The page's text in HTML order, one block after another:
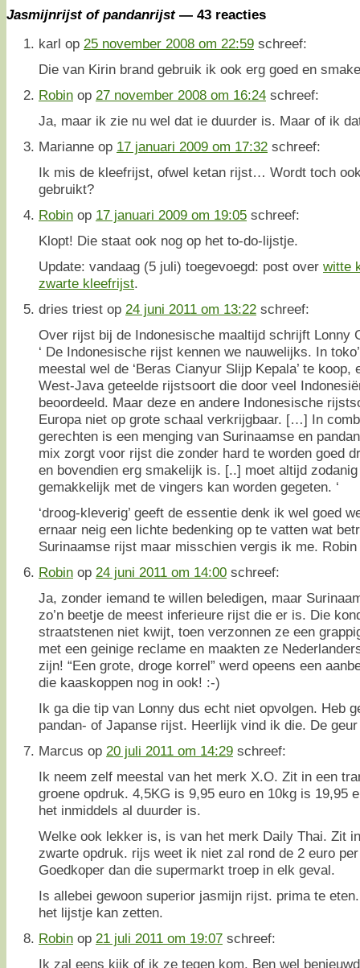
Jasmijnrijst of pandanrijst— 43 reacties
karl op 25 november 2008 om 22:59 schreef:
Die van Kirin brand gebruik ik ook erg goed en
Robin op 27 november 2008 om 16:24 schreef:
Ja, maar ik zie nu wel dat ie duurder is. Maar of ik
Marianne op 17 januari 2009 om 17:32 schreef:
Ik mis de kleefrijst, ofwel ketan rijst… Wordt toch
gebruikt?
Robin op 17 januari 2009 om 19:05 schreef:
Klopt! Die staat ook nog op het to-do-lijstje.
Update: vandaag (5 juli) toegevoegd: post over witte
zwarte kleefrijst.
dries triest op 24 juni 2011 om 13:22 schreef:
Over rijst bij de Indonesische maaltijd schrijft Lonny
‘ De Indonesische rijst kennen we nauwelijks. In
meestal wel de ‘Beras Cianyur Slijp Kepala’ te
West-Java geteelde rijstsoort die door veel
beoordeeld. Maar deze en andere Indonesische
Europa niet op grote schaal verkrijgbaar. […] In
gerechten is een menging van Surinaamse en
mix zorgt voor rijst die zonder hard te worden goed
en bovendien erg smakelijk is. [..] moet altijd
gemakkelijk met de vingers kan worden gegeten. ‘
‘droog-kleverig’ geeft de essentie denk ik wel goed
ernaar neig een lichte bedenking op te vatten wat
Surinaamse rijst maar misschien vergis ik me. Robin
Robin op 24 juni 2011 om 14:00 schreef:
Ja, zonder iemand te willen beledigen, maar
zo’n beetje de meest inferieure rijst die er is. Die
straatstenen niet kwijt, toen verzonnen ze een
met een geinige reclame en maakten ze
zijn! “Een grote, droge korrel” werd opeens een
die kaaskoppen nog in ook! :-)
Ik ga die tip van Lonny dus echt niet opvolgen. Heb
pandan- of Japanse rijst. Heerlijk vind ik die. De
Marcus op 20 juli 2011 om 14:29 schreef:
Ik neem zelf meestal van het merk X.O. Zit in een
groene opdruk. 4,5KG is 9,95 euro en 10kg is 19,95
het inmiddels al duurder is.
Welke ook lekker is, is van het merk Daily Thai. Zit
zwarte opdruk. rijs weet ik niet zal rond de 2 euro
Goedkoper dan die supermarkt troep in elk geval.
Is allebei gewoon superior jasmijn rijst. prima te
het lijstje kan zetten.
Robin op 21 juli 2011 om 19:07 schreef:
Ik zal eens kijk of ik ze tegen kom. Ben wel